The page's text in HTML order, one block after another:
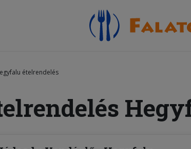
ételrendelés